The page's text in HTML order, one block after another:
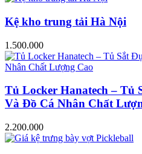
Kệ kho trung tải Hà Nội
1.500.000
Tủ Locker Hanatech – Tủ
Và Đồ Cá Nhân Chất
2.200.000